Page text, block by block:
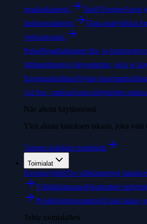
reaaliaikaisesti.
Tariff EngineAseta
laskutussäännöt.
Data-analytiikka
verkostostasi.
PulseReaaliaikainen tila- ja
liittimetIntegroi järjestelmiin, joita jo
EnergianhallintaÄlykäs
Ad hoc -maksuAnna kuljettajien
Näe alusta käytännössä
Yksi alusta latauksen takana, joka vain
Tutustu kaikkiin tuotteisiin
Toimialat
EnergiayhtiötTee sähköautojen
VähittäiskauppaHoukuttele
PysäköintioperaattoritLisää lataus
Tehty toimialallesi